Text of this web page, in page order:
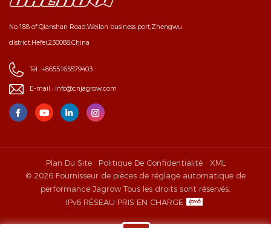
No.188 of Qianshan Road,Weilan business port,Zhengwu
district,Hefei,230088,China
Tél : +8655165579403
E-mail : info@cnjagrow.com
Plan Du Site Politique De Confidentialité
XML
© 2026 Fournisseur de pièces de réglage automatique de
performance Jagrow Tous les droits sont réservés.
IPv6 RÉSEAU PRIS EN CHARGE